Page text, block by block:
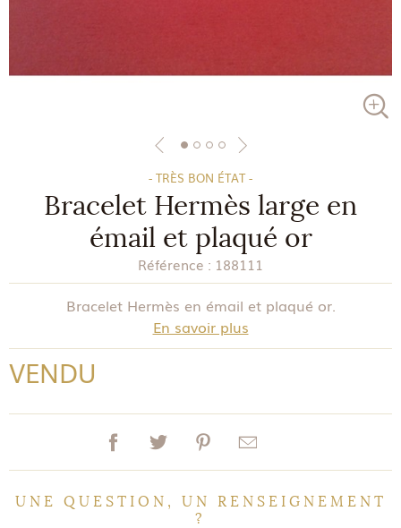
- TRÈS BON ÉTAT -
Bracelet Hermès large en
émail et plaqué or
Référence : 188111
Bracelet Hermès en émail et plaqué or.
En savoir plus
VENDU
UNE QUESTION, UN RENSEIGNEMENT
?